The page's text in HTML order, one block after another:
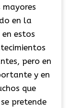
en la
estos
pero en
y en
que
pretende